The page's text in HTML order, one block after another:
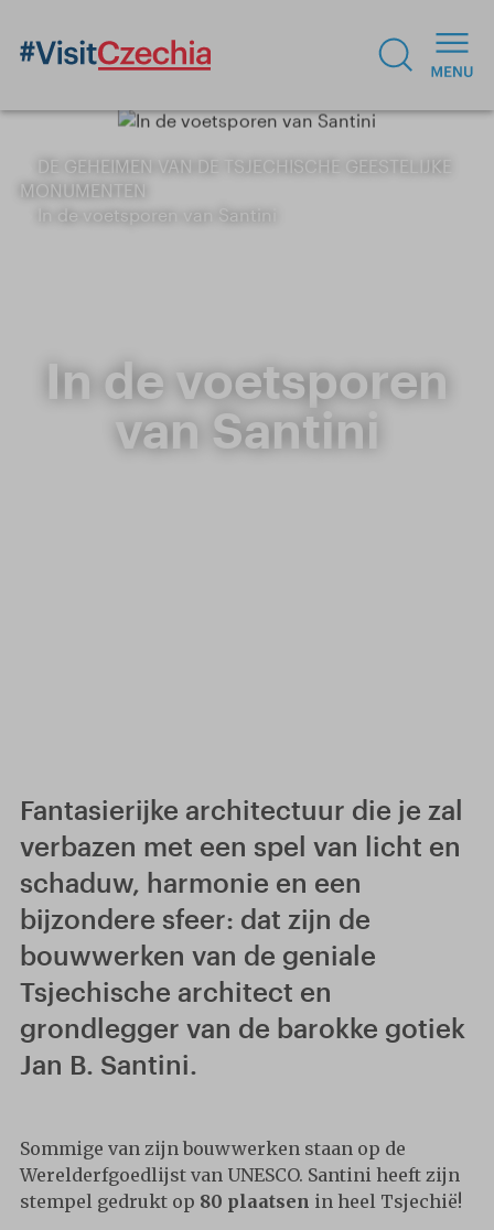
DE GEHEIMEN VAN DE TSJECHISCHE GEESTELIJKE
MONUMENTEN
In de voetsporen van Santini
In de voetsporen
van Santini
Fantasierijke architectuur die je zal
verbazen met een spel van licht en
schaduw, harmonie en een
bijzondere sfeer: dat zijn de
bouwwerken van de geniale
Tsjechische architect en
grondlegger van de barokke gotiek
Jan B. Santini.
Sommige van zijn bouwwerken staan op de
Werelderfgoedlijst van UNESCO. Santini heeft zijn
stempel gedrukt op 80 plaatsen in heel Tsjechië!